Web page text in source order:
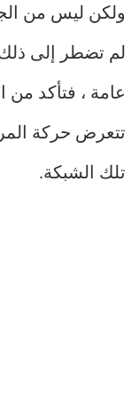
لم تضطر إلى
عامة ، فتأكد من
تتعرض حركة
تلك الشبكة.